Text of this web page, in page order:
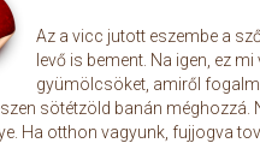
Az a vicc jutott eszembe a
levő is bement. Na igen, ez
gyümölcsöket, amiről
sötétzöld banán méghozzá.
Ha otthon vagyunk, fujjogva